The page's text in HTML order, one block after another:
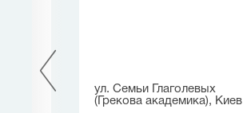
ул. Семьи Глаголевых
(Грекова академика), Киев